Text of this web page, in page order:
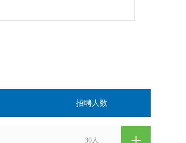
招聘人数
30人